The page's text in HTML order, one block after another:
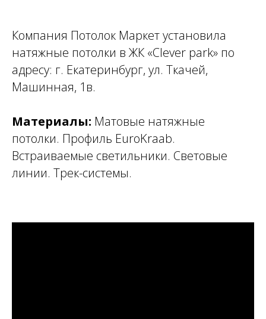
Компания Потолок Маркет установила
натяжные потолки в ЖК «Clever park» по
адресу: г. Екатеринбург, ул. Ткачей,
Машинная, 1в.
Материалы: Матовые натяжные
потолки. Профиль EuroKraab.
Встраиваемые светильники. Световые
линии. Трек-системы.